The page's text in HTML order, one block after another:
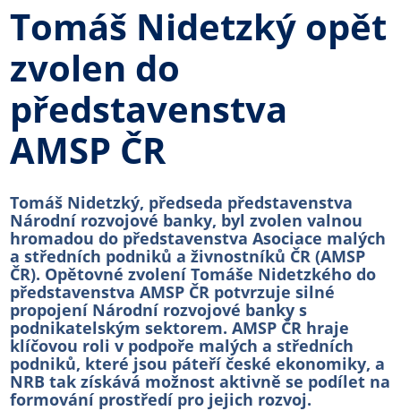
Tomáš Nidetzký opět
zvolen do
představenstva
AMSP ČR
Tomáš Nidetzký, předseda představenstva
Národní rozvojové banky, byl zvolen valnou
hromadou do představenstva Asociace malých
a středních podniků a živnostníků ČR (AMSP
ČR). Opětovné zvolení Tomáše Nidetzkého do
představenstva AMSP ČR potvrzuje silné
propojení Národní rozvojové banky s
podnikatelským sektorem. AMSP ČR hraje
klíčovou roli v podpoře malých a středních
podniků, které jsou páteří české ekonomiky, a
NRB tak získává možnost aktivně se podílet na
formování prostředí pro jejich rozvoj.